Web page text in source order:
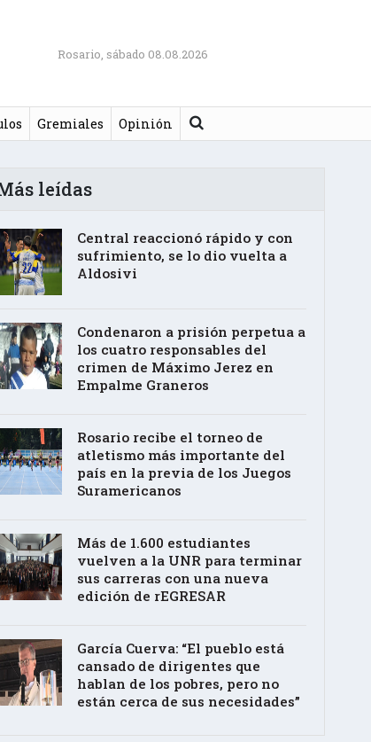
Rosario, sábado 08.08.2026
Gremiales Opinión Buscar
leídas
Central reaccionó rápido y con
sufrimiento, se lo dio vuelta a
Aldosivi
Condenaron a prisión perpetua a
los cuatro responsables del
crimen de Máximo Jerez en
Empalme Graneros
Rosario recibe el torneo de
atletismo más importante del
país en la previa de los Juegos
Suramericanos
Más de 1.600 estudiantes
vuelven a la UNR para terminar
sus carreras con una nueva
edición de rEGRESAR
García Cuerva: “El pueblo está
cansado de dirigentes que
hablan de los pobres, pero no
están cerca de sus necesidades”